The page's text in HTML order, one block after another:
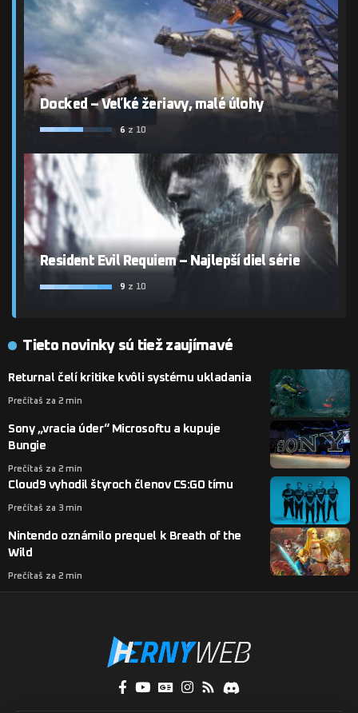
Docked – Veľké žeriavy, malé úlohy
6 z 10
Resident Evil Requiem – Najlepší diel série
9 z 10
Tieto novinky sú tiež zaujímavé
Returnal čelí kritike kvôli systému ukladania
Prečítaš za 2 min
Sony „vracia úder“ Microsoftu a kupuje
Bungie
Prečítaš za 2 min
Cloud9 vyhodil štyroch členov CS:GO tímu
Prečítaš za 3 min
Nintendo oznámilo prequel k Breath of the
Wild
Prečítaš za 2 min